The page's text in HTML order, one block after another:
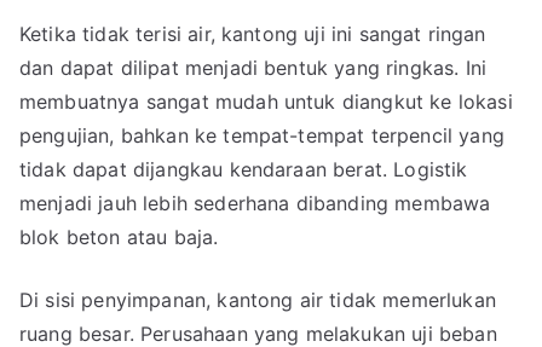
Ketika tidak terisi air, kantong uji ini sangat ringan
dan dapat dilipat menjadi bentuk yang ringkas. Ini
membuatnya sangat mudah untuk diangkut ke lokasi
pengujian, bahkan ke tempat-tempat terpencil yang
tidak dapat dijangkau kendaraan berat. Logistik
menjadi jauh lebih sederhana dibanding membawa
blok beton atau baja.
Di sisi penyimpanan, kantong air tidak memerlukan
ruang besar. Perusahaan yang melakukan uji beban